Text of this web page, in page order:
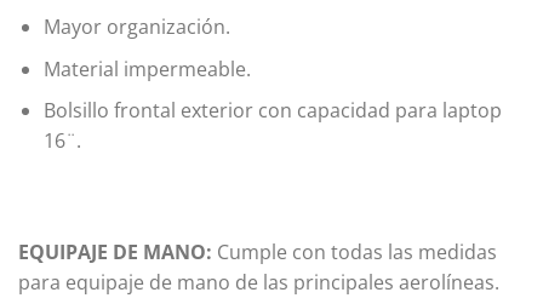
Mayor organización.
Material impermeable.
Bolsillo frontal exterior con capacidad para laptop
16¨.
EQUIPAJE DE MANO: Cumple con todas las medidas
para equipaje de mano de las principales aerolíneas.